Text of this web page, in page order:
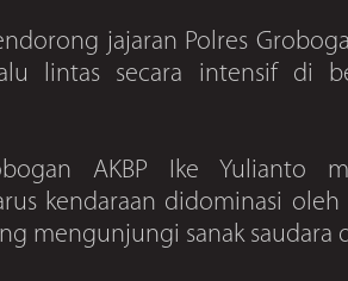
jajaran Polres
lintas secara intensif di
AKBP Ike Yulianto
kendaraan didominasi
mengunjungi sanak saudara